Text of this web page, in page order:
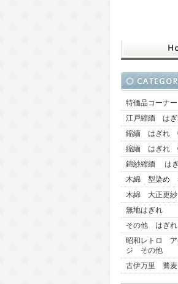
特価品コーナー
江戸縮緬 はぎ
縮緬 はぎ
縮緬 はぎ
錦紗縮緬 は
木綿 型染め
木綿 大正更
無地はぎれ
その他 はぎれ
昭和レトロ
ジ その他
古伊万里 蕎